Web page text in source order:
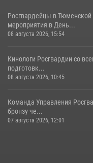
Росгвардейцы в Тюменской
мероприятия в День...
08 августа 2026, 15:54
Кинологи Росгвардии со
подготовк...
08 августа 2026, 10:45
Команда Управления
бронзу че...
07 августа 2026, 12:01